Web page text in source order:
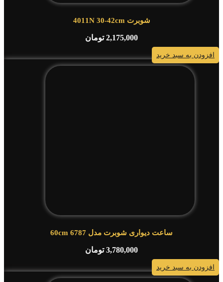
شوبرت 4011N 30-42cm
2,175,000 تومان
افزودن به سبد خرید
ساعت دیواری شوبرت مدل 6787 60cm
3,780,000 تومان
افزودن به سبد خرید